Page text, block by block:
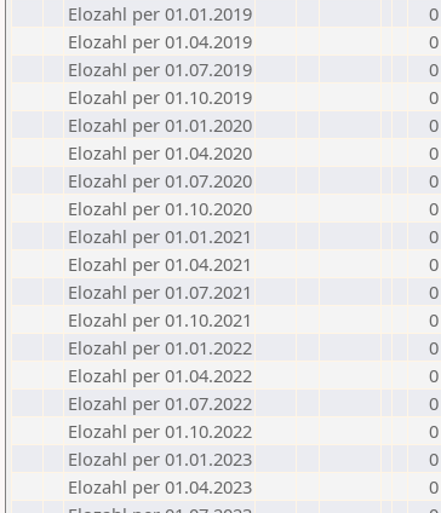
Elozahl per 01.01.2019
0
Elozahl per 01.04.2019
0
Elozahl per 01.07.2019
0
Elozahl per 01.10.2019
0
Elozahl per 01.01.2020
0
Elozahl per 01.04.2020
0
Elozahl per 01.07.2020
0
Elozahl per 01.10.2020
0
Elozahl per 01.01.2021
0
Elozahl per 01.04.2021
0
Elozahl per 01.07.2021
0
Elozahl per 01.10.2021
0
Elozahl per 01.01.2022
0
Elozahl per 01.04.2022
0
Elozahl per 01.07.2022
0
Elozahl per 01.10.2022
0
Elozahl per 01.01.2023
0
Elozahl per 01.04.2023
0